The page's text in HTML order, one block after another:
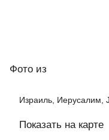
Фото из
Израиль, Иерусалим,
Показать на карте